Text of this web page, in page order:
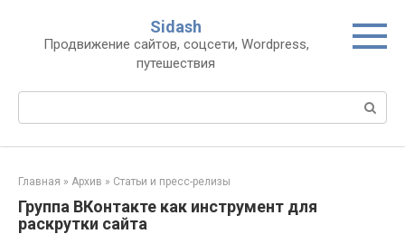
контенту
Sidash
Продвижение сайтов, соцсети, Wordpress,
путешествия
Главная » Архив » Статьи и пресс-релизы
Группа ВКонтакте как инструмент для
раскрутки сайта